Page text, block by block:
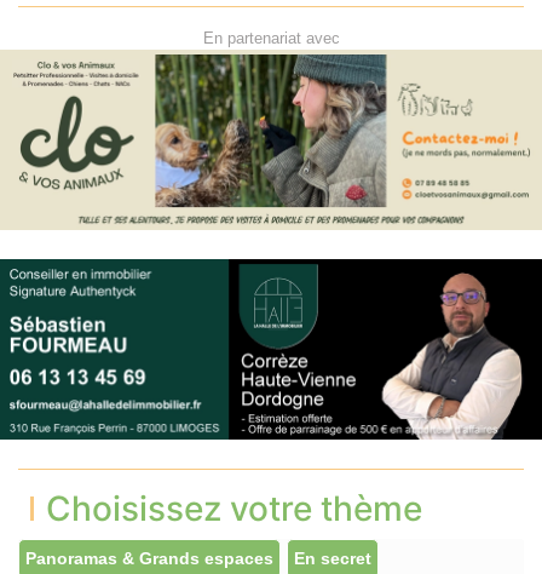
En partenariat avec
Choisissez votre thème
Panoramas & Grands espaces En secret